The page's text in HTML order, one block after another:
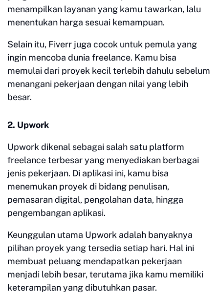
menampilkan layanan yang kamu tawarkan, lalu
menentukan harga sesuai kemampuan.
Selain itu, Fiverr juga cocok untuk pemula yang
ingin mencoba dunia freelance. Kamu bisa
memulai dari proyek kecil terlebih dahulu sebelum
menangani pekerjaan dengan nilai yang lebih
besar.
2. Upwork
Upwork dikenal sebagai salah satu platform
freelance terbesar yang menyediakan berbagai
jenis pekerjaan. Di aplikasi ini, kamu bisa
menemukan proyek di bidang penulisan,
pemasaran digital, pengolahan data, hingga
pengembangan aplikasi.
Keunggulan utama Upwork adalah banyaknya
pilihan proyek yang tersedia setiap hari. Hal ini
membuat peluang mendapatkan pekerjaan
menjadi lebih besar, terutama jika kamu memiliki
keterampilan yang dibutuhkan pasar.